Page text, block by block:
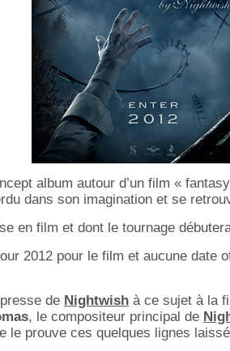
album autour d’un film «
dans son imagination et se
en film et dont le tournage
2012 pour le film et aucune date
de Nightwish à ce sujet à la
, le compositeur principal de
le prouve ces quelques lignes